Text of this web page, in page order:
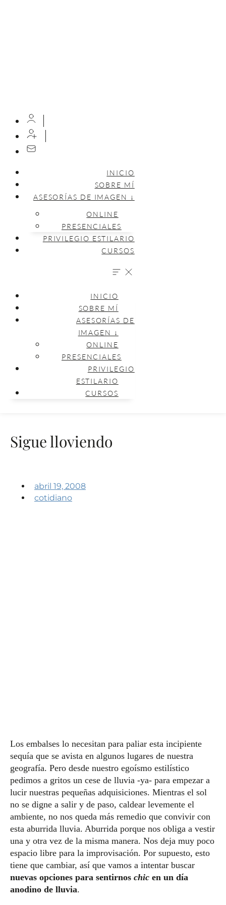
INICIO
SOBRE MÍ
ASESORÍAS DE IMAGEN ↓
ONLINE
PRESENCIALES
PRIVILEGIO ESTILARIO
CURSOS
INICIO
SOBRE MÍ
ASESORÍAS DE
IMAGEN ↓
ONLINE
PRESENCIALES
PRIVILEGIO
ESTILARIO
CURSOS
Sigue lloviendo
abril 19, 2008
cotidiano
Los embalses lo necesitan para paliar esta incipiente
sequía que se avista en algunos lugares de nuestra
geografía. Pero desde nuestro egoísmo estilístico
pedimos a gritos un cese de lluvia -ya- para empezar a
lucir nuestras pequeñas adquisiciones. Mientras el sol
no se digne a salir y de paso, caldear levemente el
ambiente, no nos queda más remedio que convivir con
esta aburrida lluvia. Aburrida porque nos obliga a vestir
una y otra vez de la misma manera. Nos deja muy poco
espacio libre para la improvisación. Por supuesto, esto
tiene que cambiar, así que vamos a intentar buscar
nuevas opciones para sentirnos chic en un día
anodino de lluvia.